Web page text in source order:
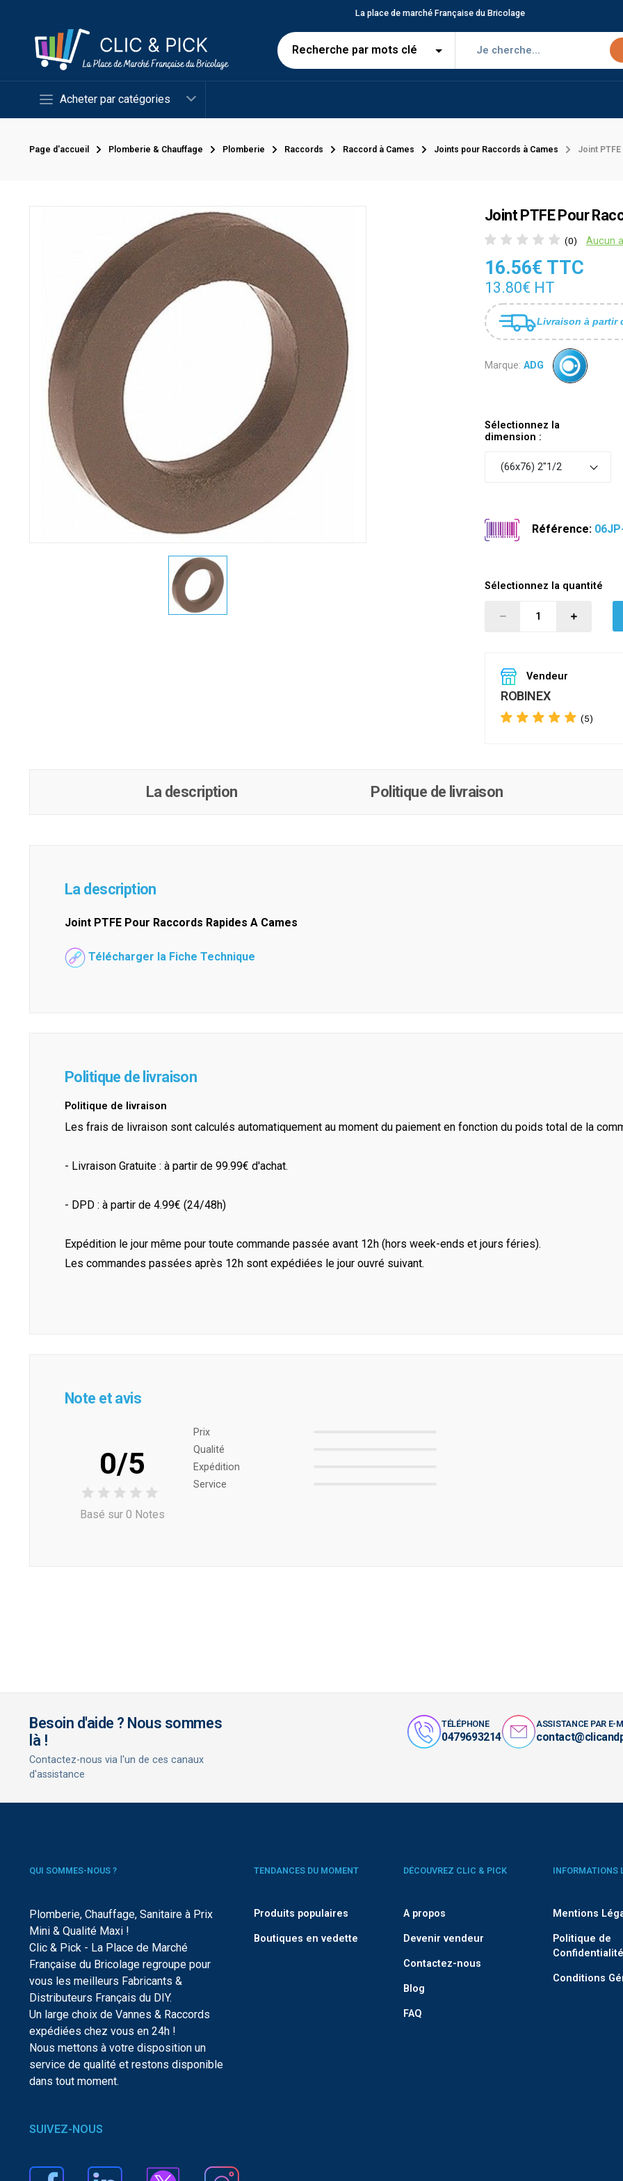
La place de marché Française du Bricolage
Acheter par catégories
Page d'accueil Plomberie & Chauffage Plomberie Raccords Raccord à Cames Joints pour Raccords à Cames Joint
Joint PTFE Pour
(0) Aucun
16.56€ TTC
13.80€ HT
Livraison à partir
Marque: ADG
Sélectionnez la
dimension :
(66x76) 2"1/2
Référence:
Sélectionnez la quantité
Vendeur
ROBINEX
(5)
La description Politique de livraison
La description
Joint PTFE Pour Raccords Rapides A Cames
Télécharger la Fiche Technique
Politique de livraison
Politique de livraison
Les frais de livraison sont calculés automatiquement au moment du paiement en fonction du poids total de la
- Livraison Gratuite : à partir de 99.99€ d'achat.
- DPD : à partir de 4.99€ (24/48h)
Expédition le jour même pour toute commande passée avant 12h (hors week-ends et jours féries).
Les commandes passées après 12h sont expédiées le jour ouvré suivant.
Note et avis
0/5
Basé sur 0 Notes
Prix ​​
Qualité
Expédition
Service
Besoin d'aide ? Nous sommes
là !
Contactez-nous via l'un de ces canaux
d'assistance
TÉLÉPHONE
0479693214
ASSISTANCE PAR E-
QUI SOMMES-NOUS ?
Plomberie, Chauffage, Sanitaire à Prix
Mini & Qualité Maxi !
Clic & Pick - La Place de Marché
Française du Bricolage regroupe pour
vous les meilleurs Fabricants &
Distributeurs Français du DIY.
Un large choix de Vannes & Raccords
expédiées chez vous en 24h !
Nous mettons à votre disposition un
service de qualité et restons disponible
dans tout moment.
TENDANCES DU MOMENT
Produits populaires
Boutiques en vedette
DÉCOUVREZ CLIC & PICK
A propos
Devenir vendeur
Contactez-nous
Blog
FAQ
INFORMATIONS
Mentions
Politique de
Confidentialité
Conditions
SUIVEZ-NOUS